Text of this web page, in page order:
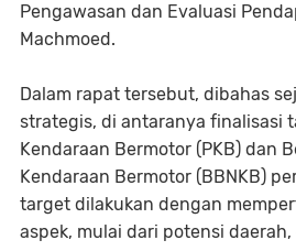
Pengawasan dan Evaluasi
Machmoed.
Dalam rapat tersebut, dibahas
strategis, di antaranya finalisasi
Kendaraan Bermotor (PKB) dan
Kendaraan Bermotor (BBNKB)
target dilakukan dengan
aspek, mulai dari potensi